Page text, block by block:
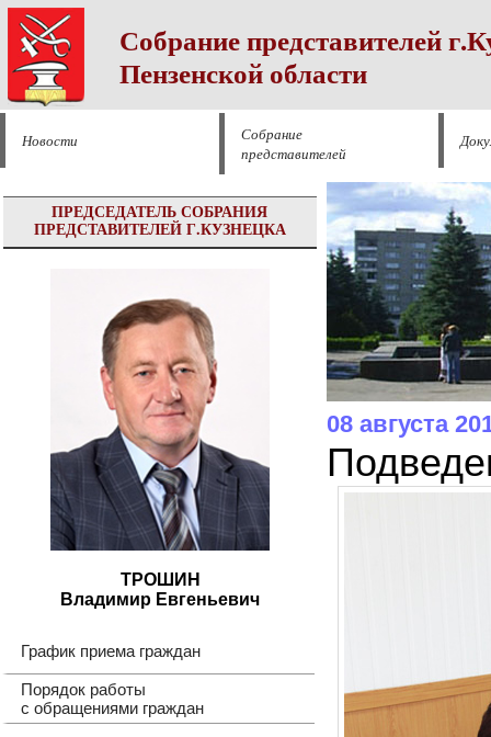
Собрание представителей
Пензенской области
Новости
Собрание
представителей
ПРЕДСЕДАТЕЛЬ СОБРАНИЯ
ПРЕДСТАВИТЕЛЕЙ Г.КУЗНЕЦКА
ТРОШИН
Владимир Евгеньевич
График приема граждан
Порядок работы
с обращениями граждан
08 августа